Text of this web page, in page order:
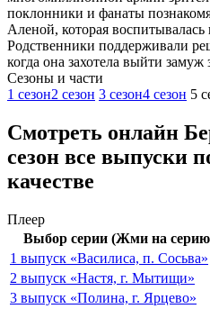
поклонники и фанаты
Аленой, которая воспитывалась
Родственники поддерживали
когда она захотела выйти замуж
Cезоны и части
1 сезон2 сезон 3 сезон4 сезон 5
Смотреть онлайн
сезон все выпуски
качестве
Плеер
Выбор серии (Жми на
1 выпуск «Василиса, п. Сосьва»
2 выпуск «Настя, г. Мытищи»
3 выпуск «Полина, г. Ярцево»